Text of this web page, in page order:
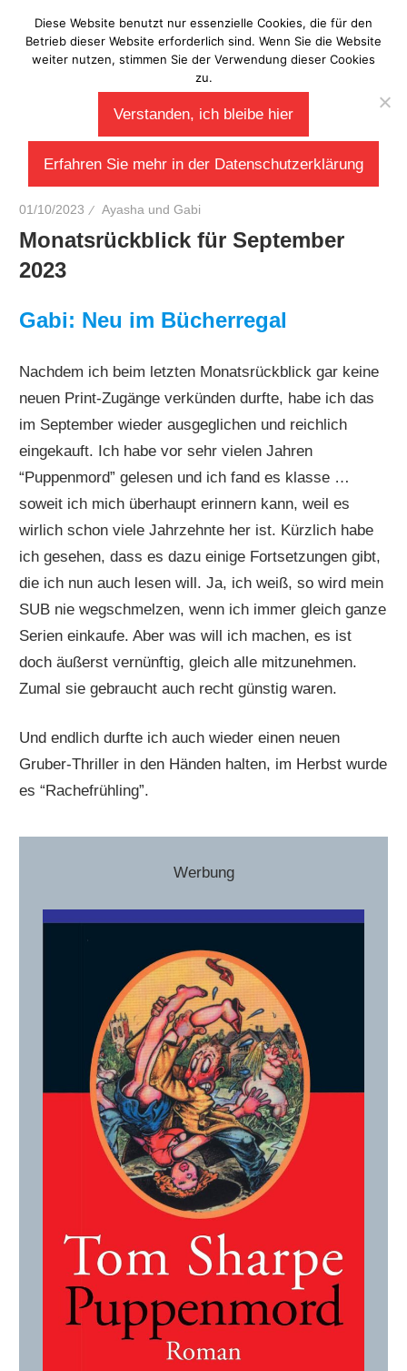
Inhalt
springen
Laberladen
01/10/2023 Ayasha und Gabi
Monatsrückblick für September
2023
Gabi: Neu im Bücherregal
Nachdem ich beim letzten Monatsrückblick gar keine
neuen Print-Zugänge verkünden durfte, habe ich das
im September wieder ausgeglichen und reichlich
eingekauft. Ich habe vor sehr vielen Jahren
“Puppenmord” gelesen und ich fand es klasse …
soweit ich mich überhaupt erinnern kann, weil es
wirlich schon viele Jahrzehnte her ist. Kürzlich habe
ich gesehen, dass es dazu einige Fortsetzungen gibt,
die ich nun auch lesen will. Ja, ich weiß, so wird mein
SUB nie wegschmelzen, wenn ich immer gleich ganze
Serien einkaufe. Aber was will ich machen, es ist
doch äußerst vernünftig, gleich alle mitzunehmen.
Zumal sie gebraucht auch recht günstig waren.
Und endlich durfte ich auch wieder einen neuen
Gruber-Thriller in den Händen halten, im Herbst wurde
es “Rachefrühling”.
Werbung
Diese Website benutzt nur essenzielle Cookies, die für den
Betrieb dieser Website erforderlich sind. Wenn Sie die Website
weiter nutzen, stimmen Sie der Verwendung dieser Cookies
zu.
Verstanden, ich bleibe hier
Erfahren Sie mehr in der Datenschutzerklärung